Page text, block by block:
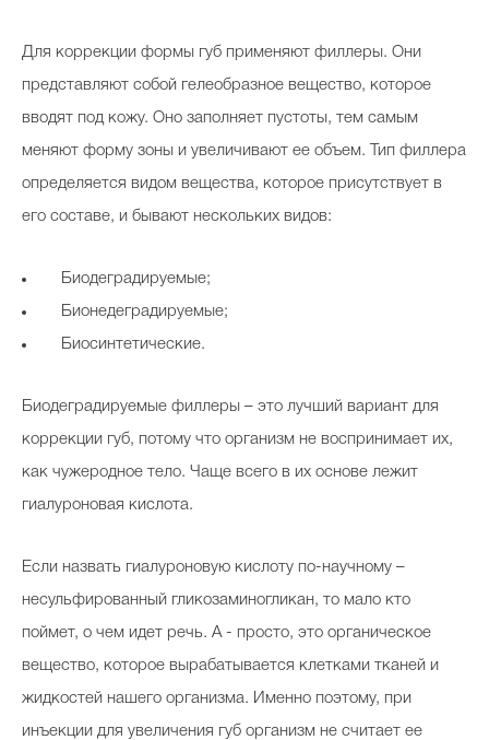
Интервью со звездой
Beauty- битвы
Тесты
Для коррекции формы губ применяют филлеры. Они
представляют собой гелеобразное вещество, которое
вводят под кожу. Оно заполняет пустоты, тем самым
меняют форму зоны и увеличивают ее объем. Тип филлера
определяется видом вещества, которое присутствует в
его составе, и бывают нескольких видов:
Биодеградируемые;
Бионедеградируемые;
Биосинтетические.
Биодеградируемые филлеры – это лучший вариант для
коррекции губ, потому что организм не воспринимает их,
как чужеродное тело. Чаще всего в их основе лежит
гиалуроновая кислота.
Если назвать гиалуроновую кислоту по-научному –
несульфированный гликозаминогликан, то мало кто
поймет, о чем идет речь. А - просто, это органическое
вещество, которое вырабатывается клетками тканей и
жидкостей нашего организма. Именно поэтому, при
инъекции для увеличения губ организм не считает ее